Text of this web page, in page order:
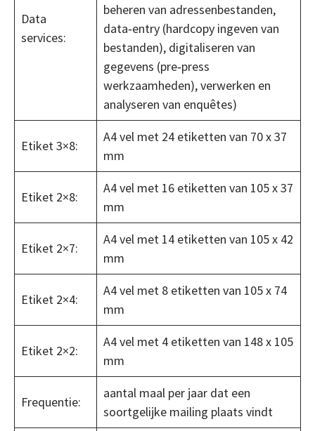
Data
services:
beheren van adressenbestanden,
data‐entry (hardcopy ingeven van
bestanden), digitaliseren van
gegevens (pre‐press
werkzaamheden), verwerken en
analyseren van enquêtes)
Etiket 3×8:
A4 vel met 24 etiketten van 70 x 37
mm
Etiket 2×8:
A4 vel met 16 etiketten van 105 x 37
mm
Etiket 2×7:
A4 vel met 14 etiketten van 105 x 42
mm
Etiket 2×4:
A4 vel met 8 etiketten van 105 x 74
mm
Etiket 2×2:
A4 vel met 4 etiketten van 148 x 105
mm
Frequentie:
aantal maal per jaar dat een
soortgelijke mailing plaats vindt